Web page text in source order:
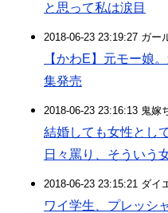
と思って私は涙目
2018-06-23 23:19:27 ガー
【かわE】元モー娘
集発売
2018-06-23 23:16:13 鬼嫁
結婚しても女性とし
日々罵り、そういう
2018-06-23 23:15:21 ダイ
ワイ学生、プレッシ